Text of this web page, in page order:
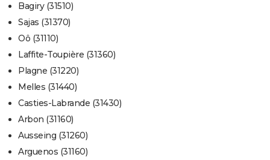
Bagiry (31510)
Sajas (31370)
Oô (31110)
Laffite-Toupière (31360)
Plagne (31220)
Melles (31440)
Casties-Labrande (31430)
Arbon (31160)
Ausseing (31260)
Arguenos (31160)